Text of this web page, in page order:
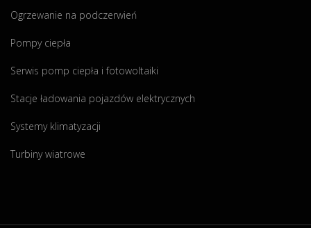
Ogrzewanie na podczerwień
Pompy ciepła
Serwis pomp ciepła i fotowoltaiki
Stacje ładowania pojazdów elektrycznych
Systemy klimatyzacji
Turbiny wiatrowe